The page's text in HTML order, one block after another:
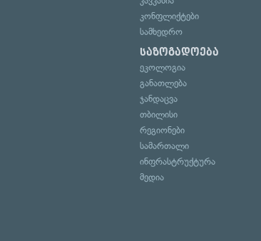
კონფლიქტები
სამხედრო
საზოგადოება
ეკოლოგია
განათლება
ჯანდაცვა
თბილისი
რეგიონები
სამართალი
ინფრასტრუქტურა
მედია